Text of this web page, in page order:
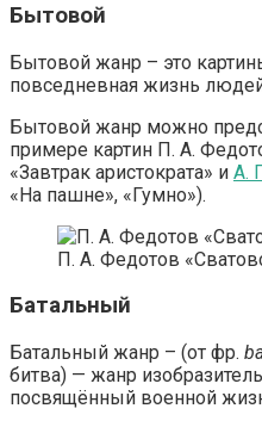
Бытовой
Бытовой жанр – это
повседневная жизнь
Бытовой жанр можно
примере картин П. А.
«Завтрак аристократа» и А.
«На пашне», «Гумно»).
П. А. Федотов
Батальный
Батальный жанр – (от фр.
битва) — жанр
посвящённый военной